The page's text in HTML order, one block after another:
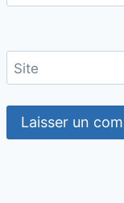
Site